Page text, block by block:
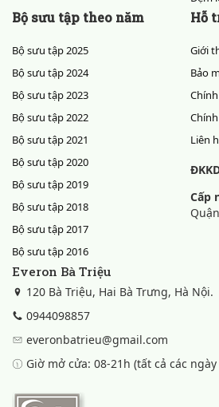
Bộ sưu tập theo năm
Bộ sưu tập 2025
Bộ sưu tập 2024
Bộ sưu tập 2023
Bộ sưu tập 2022
Bộ sưu tập 2021
Bộ sưu tập 2020
Bộ sưu tập 2019
Bộ sưu tập 2018
Bộ sưu tập 2017
Bộ sưu tập 2016
Hỗ
Giới
Bảo
Liên
Cấp
Everon Bà Triệu
120 Bà Triệu, Hai Bà Trưng, Hà Nội.
0944098857
everonbatrieu@gmail.com
Giờ mở cửa: 08-21h (tất cả các